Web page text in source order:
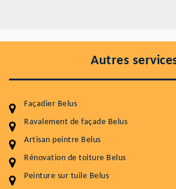
Autres
Façadier Belus
Ravalement de façade Belus
Artisan peintre Belus
Rénovation de toiture Belus
Peinture sur tuile Belus
Entretenir votre toiture,
durabilité
Plus de 15 ans d'expérience en